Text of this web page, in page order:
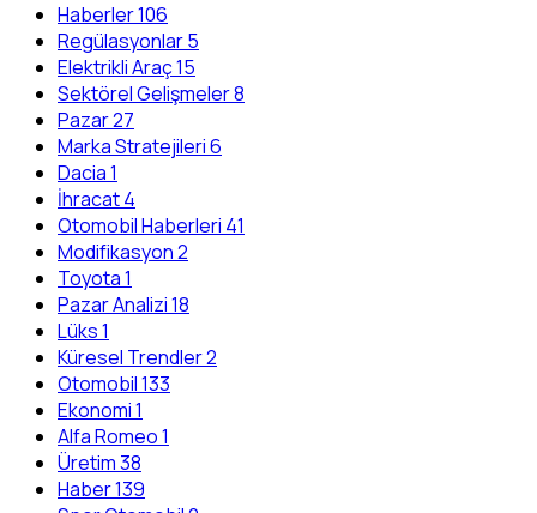
Haberler106
Regülasyonlar5
Elektrikli Araç15
Sektörel Gelişmeler8
Pazar27
Marka Stratejileri6
Dacia1
İhracat4
Otomobil Haberleri 41
Modifikasyon2
Toyota1
Pazar Analizi18
Lüks1
Küresel Trendler2
Otomobil133
Ekonomi1
Alfa Romeo1
Üretim38
Haber139